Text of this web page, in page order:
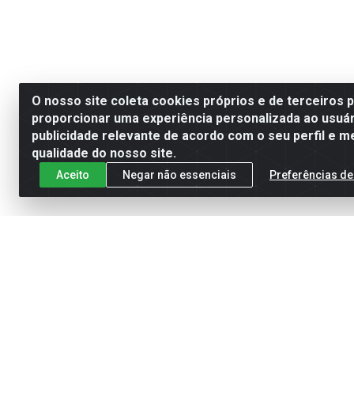
O nosso site coleta cookies próprios e de terceiros
proporcionar uma experiência personalizada ao
publicidade relevante de acordo com o seu perfil e
qualidade do nosso site.
Aceito Negar não essenciais Preferências